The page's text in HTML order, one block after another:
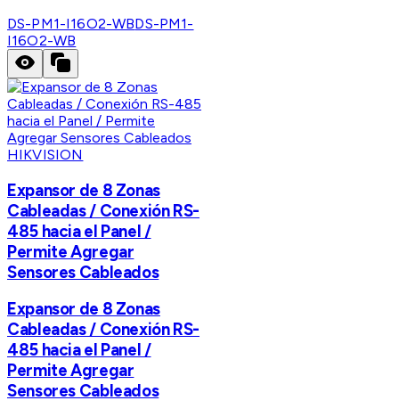
DS-PM1-I16O2-WBDS-PM1-
I16O2-WB
HIKVISION
Expansor de 8 Zonas
Cableadas / Conexión RS-
485 hacia el Panel /
Permite Agregar
Sensores Cableados
Expansor de 8 Zonas
Cableadas / Conexión RS-
485 hacia el Panel /
Permite Agregar
Sensores Cableados